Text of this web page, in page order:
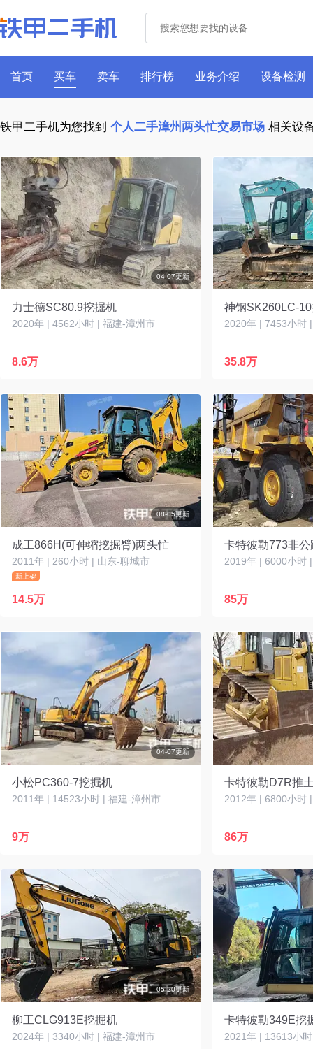
首页 买车 卖车 排行榜 业务介绍 设备检测
铁甲二手机为您找到 个人二手漳州两头忙交易市场 相关设
04-07更新
力士德SC80.9挖掘机
2020年 | 4562小时 | 福建-漳州市
8.6万
神钢SK260LC-
2020年 | 7453小时
35.8万
08-05更新
成工866H(可伸缩挖掘臂)两头忙
2011年 | 260小时 | 山东-聊城市
新上架
14.5万
卡特彼勒773非公
2019年 | 6000小时
85万
04-07更新
小松PC360-7挖掘机
2011年 | 14523小时 | 福建-漳州市
9万
卡特彼勒D7R推
2012年 | 6800小时
86万
05-20更新
柳工CLG913E挖掘机
2024年 | 3340小时 | 福建-漳州市
卡特彼勒349E挖
2021年 | 13613小